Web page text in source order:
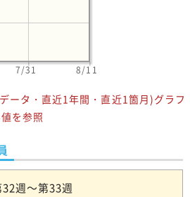
7/31 8/11
ータ・直近1年間・直近1箇月)グラフ
を参照
週～第33週